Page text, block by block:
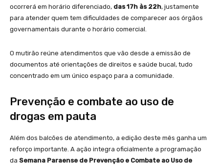
ocorrerá em horário diferenciado, das 17h às 22h, justamente
para atender quem tem dificuldades de comparecer aos órgãos
governamentais durante o horário comercial.
O mutirão reúne atendimentos que vão desde a emissão de
documentos até orientações de direitos e saúde bucal, tudo
concentrado em um único espaço para a comunidade.
Prevenção e combate ao uso de
drogas em pauta
Além dos balcões de atendimento, a edição deste mês ganha um
reforço importante. A ação integra oficialmente a programação
da Semana Paraense de Prevenção e Combate ao Uso de